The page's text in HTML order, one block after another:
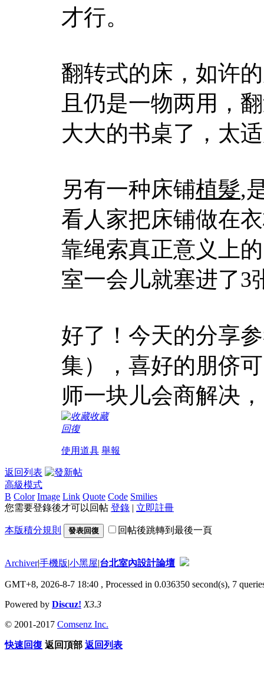
才行。
翻转式的床，如许
且仍是一物两用，
大大的书桌了，太
另有一种床铺植髮,
看人家把床铺做在
靠绳索真正意义上
室一会儿就塞进了3
好了！今天的分享
集），喜好的朋侪
师一块儿会商解决
收藏
回復
使用道具 舉報
返回列表
高級模式
B Color Image Link Quote Code Smilies
您需要登錄後才可以回帖 登錄 | 立即註冊
本版積分規則 發表回復 回帖後跳轉到最後一頁
Archiver|手機版|小黑屋|台北室內設計論壇
GMT+8, 2026-8-7 18:40 , Processed in 0.036350 second(s), 7
Powered by Discuz! X3.3
© 2001-2017 Comsenz Inc.
快速回復 返回頂部 返回列表